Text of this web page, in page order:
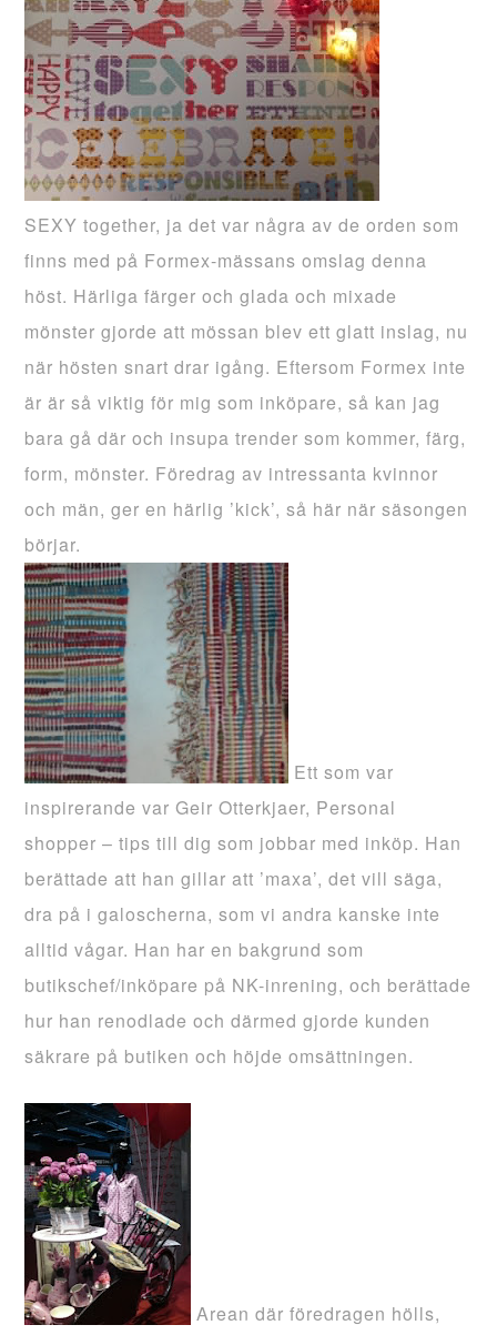
SEXY together, ja det var några av de orden som
finns med på Formex-mässans omslag denna
höst. Härliga färger och glada och mixade
mönster gjorde att mössan blev ett glatt inslag, nu
när hösten snart drar igång. Eftersom Formex inte
är är så viktig för mig som inköpare, så kan jag
bara gå där och insupa trender som kommer, färg,
form, mönster. Föredrag av intressanta kvinnor
och män, ger en härlig ’kick’, så här när säsongen
börjar.
Ett som var
inspirerande varGeir Otterkjaer, Personal
shopper – tips till dig som jobbar med inköp. Han
berättade att han gillar att ’maxa’, det vill säga,
dra på i galoscherna, som vi andra kanske inte
alltid vågar. Han har en bakgrund som
butikschef/inköpare på NK-inrening, och berättade
hur han renodlade och därmed gjorde kunden
säkrare på butiken och höjde omsättningen.
Arean där föredragen hölls,